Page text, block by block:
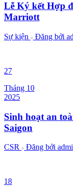
Lễ Ký kết Hợp
Marriott
Sự kiện Đăng bởi
27
Tháng 10
2025
Sinh hoạt an
Saigon
CSR Đăng bởi
18